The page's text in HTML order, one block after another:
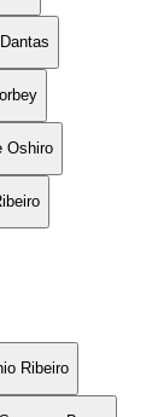
Oshiro
Ribeiro